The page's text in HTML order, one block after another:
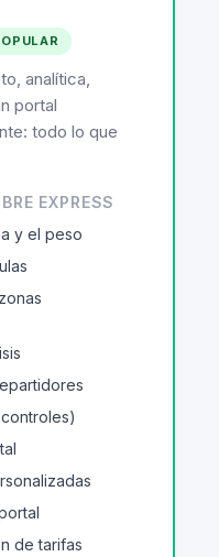
analítica,
portal
todo lo que
EXPRESS
y el peso
de tarifas